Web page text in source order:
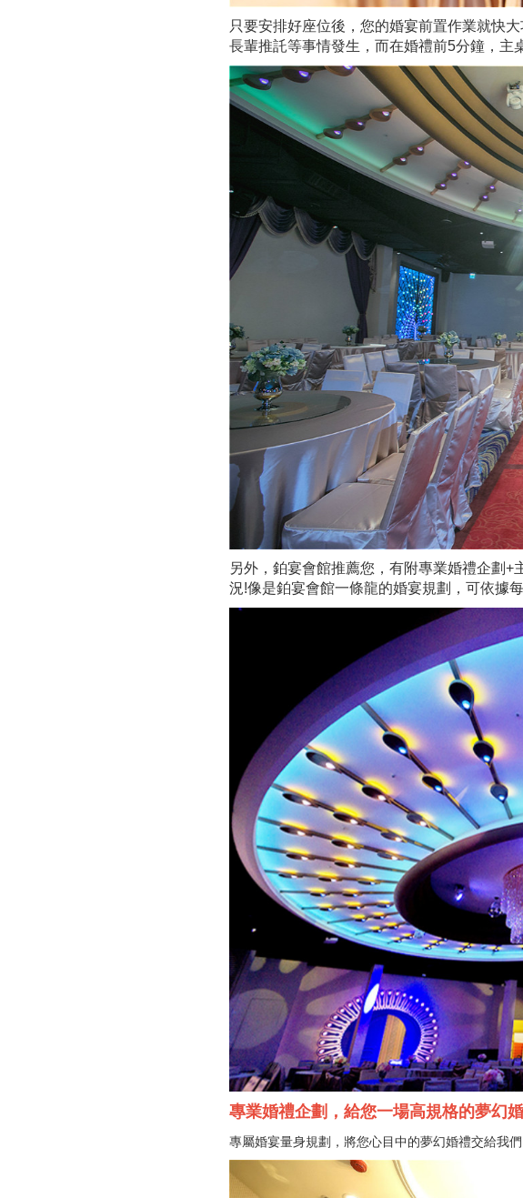
只要安排好座位後，您的婚宴前置作業就快
長輩推託等事情發生，而在婚禮前5分鐘，主
另外，鉑宴會館推薦您，有附專業婚禮企劃
況!像是鉑宴會館一條龍的婚宴規劃，可依據
專業婚禮企劃，給您一場高規格的夢幻
專屬婚宴量身規劃，將您心目中的夢幻婚禮交給我